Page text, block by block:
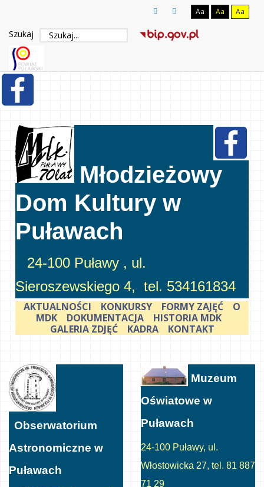
Aa Aa Aa
Szukaj
Młodzieżowy
Dom Kultury w
Puławach
24-100 Puławy , ul.
Sieroszewskiego 4, tel. 534161834
AKTUALNOŚCI KONKURSY FORMY ZAJĘĆ
O
MDK
DOKUMENTACJA
HISTORIA MDK
GALERIA ZDJĘĆ
KADRA KONTAKT
Obserwatorium
Astronomiczne w
Puławach
Muzeum
Oświatowe w
Puławach
24-100 Puławy, ul.
Włostowicka 27, tel. 81 887
71 29